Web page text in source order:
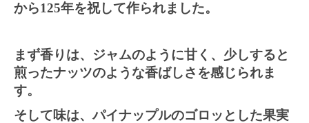
から125年を祝して作られました。
まず香りは、ジャムのように甘く、少しすると
煎ったナッツのような香ばしさを感じられま
す。
そして味は、パイナップルのゴロッとした果実